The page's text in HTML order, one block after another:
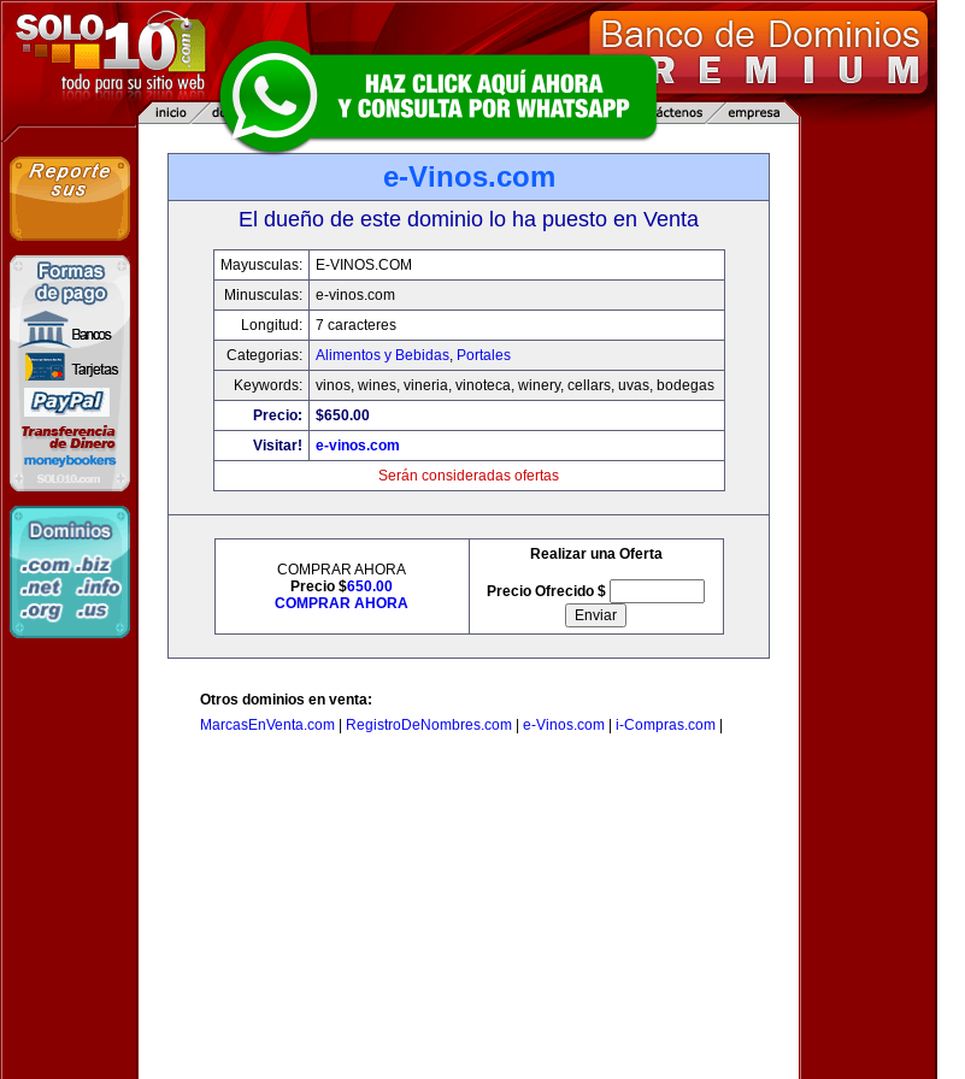
e-Vinos.com
El dueño de este dominio lo ha puesto en Venta
Mayusculas:
E-VINOS.COM
Minusculas:
e-vinos.com
Longitud:
7 caracteres
Categorias:
Alimentos y Bebidas, Portales
Keywords:
vinos, wines, vineria, vinoteca, winery, cellars, uvas, bodegas
Precio:
$650.00
Visitar!
e-vinos.com
Serán consideradas ofertas
COMPRAR AHORA
Precio $650.00
COMPRAR AHORA
Realizar una Oferta
Precio Ofrecido $
Otros dominios en venta:
MarcasEnVenta.com
RegistroDeNombres.com e-Vinos.com i-Compras.com